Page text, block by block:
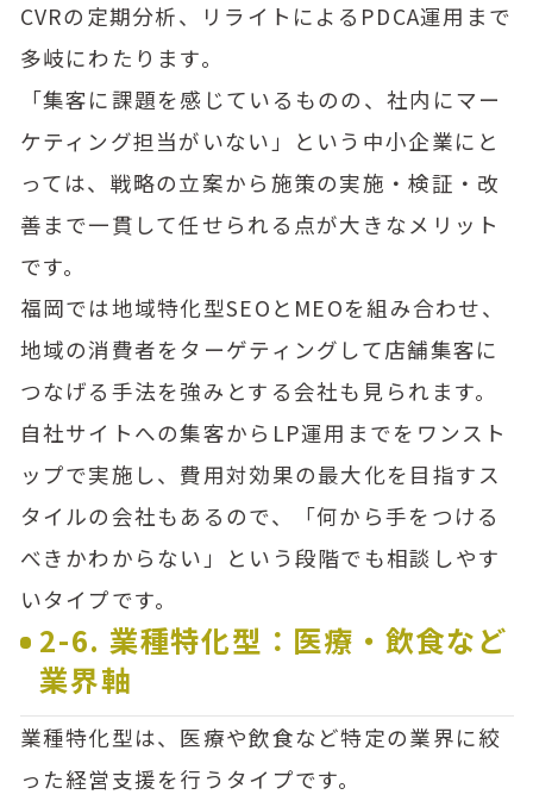
CVRの定期分析、リライトによるPDCA運用まで
多岐にわたります。
「集客に課題を感じているものの、社内にマー
ケティング担当がいない」という中小企業にと
っては、戦略の立案から施策の実施・検証・改
善まで一貫して任せられる点が大きなメリット
です。
福岡では地域特化型SEOとMEOを組み合わせ、
地域の消費者をターゲティングして店舗集客に
つなげる手法を強みとする会社も見られます。
自社サイトへの集客からLP運用までをワンスト
ップで実施し、費用対効果の最大化を目指すス
タイルの会社もあるので、「何から手をつける
べきかわからない」という段階でも相談しやす
いタイプです。
2-6. 業種特化型：医療・飲食など
業界軸
業種特化型は、医療や飲食など特定の業界に絞
った経営支援を行うタイプです。